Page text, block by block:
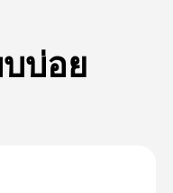
บ่อย